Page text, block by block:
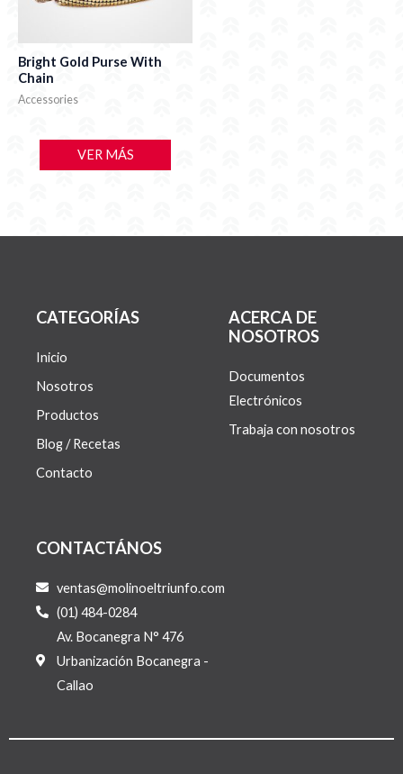
Bright Gold Purse With
Chain
Accessories
VER MÁS
CATEGORÍAS
Inicio
Nosotros
Productos
Blog / Recetas
Contacto
ACERCA DE
NOSOTROS
Documentos
Electrónicos
Trabaja con nosotros
CONTACTÁNOS
ventas@molinoeltriunfo.com
(01) 484-0284
Av. Bocanegra N° 476
Urbanización Bocanegra -
Callao